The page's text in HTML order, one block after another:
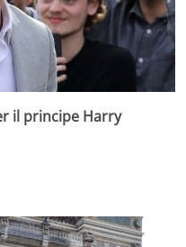
il principe Harry